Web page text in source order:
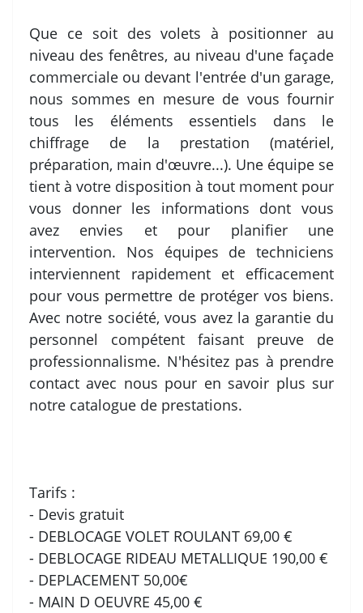
Que ce soit des volets à positionner au
niveau des fenêtres, au niveau d'une façade
commerciale ou devant l'entrée d'un garage,
nous sommes en mesure de vous fournir
tous les éléments essentiels dans le
chiffrage de la prestation (matériel,
préparation, main d'œuvre...). Une équipe se
tient à votre disposition à tout moment pour
vous donner les informations dont vous
avez envies et pour planifier une
intervention. Nos équipes de techniciens
interviennent rapidement et efficacement
pour vous permettre de protéger vos biens.
Avec notre société, vous avez la garantie du
personnel compétent faisant preuve de
professionnalisme. N'hésitez pas à prendre
contact avec nous pour en savoir plus sur
notre catalogue de prestations.
Tarifs :
- Devis gratuit
- DEBLOCAGE VOLET ROULANT 69,00 €
- DEBLOCAGE RIDEAU METALLIQUE 190,00 €
- DEPLACEMENT 50,00€
- MAIN D OEUVRE 45,00 €